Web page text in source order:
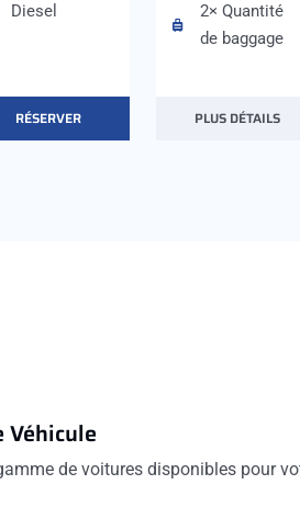
Diesel
RÉSERVER
2× Quantité
de baggage
PLUS DÉTAILS
Véhicule
de voitures disponibles pour